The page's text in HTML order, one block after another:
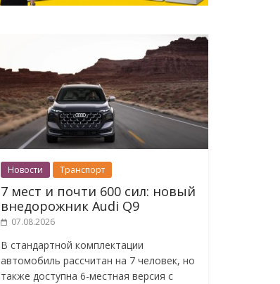
Новости Транспорт
7 мест и почти 600 сил: новый
внедорожник Audi Q9
07.08.2026
В стандартной комплектации
автомобиль рассчитан на 7 человек, но
также доступна 6-местная версия с